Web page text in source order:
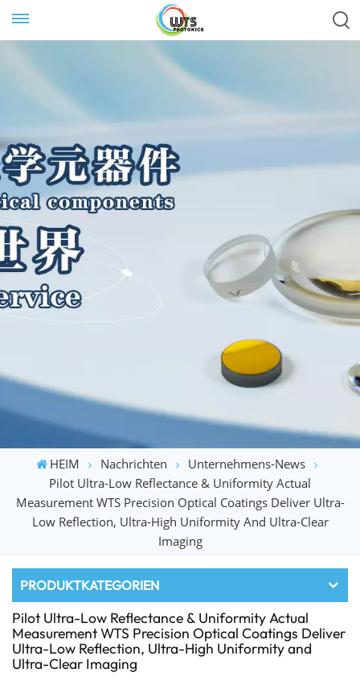
HEIM Nachrichten
Unternehmens-News
Pilot Ultra-Low Reflectance & Uniformity Actual
Measurement WTS Precision Optical Coatings Deliver Ultra-
Low Reflection, Ultra-High Uniformity And Ultra-Clear
Imaging
PRODUKTKATEGORIEN
Pilot Ultra-Low Reflectance & Uniformity Actual
Measurement WTS Precision Optical Coatings Deliver
Ultra-Low Reflection, Ultra-High Uniformity and
Ultra-Clear Imaging